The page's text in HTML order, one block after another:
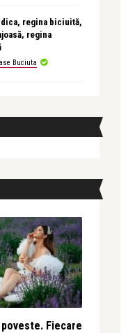
regina biciuită,
regina
Buciuta
Fiecare